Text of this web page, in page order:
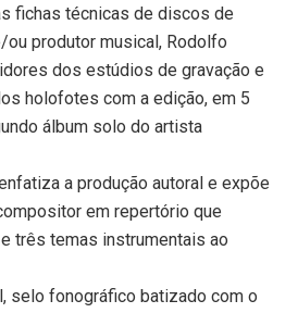
fichas técnicas de discos de
produtor musical, Rodolfo
dos estúdios de gravação e
holofotes com a edição, em 5
álbum solo do artista
a produção autoral e expõe
em repertório que
três temas instrumentais ao
selo fonográfico batizado com o